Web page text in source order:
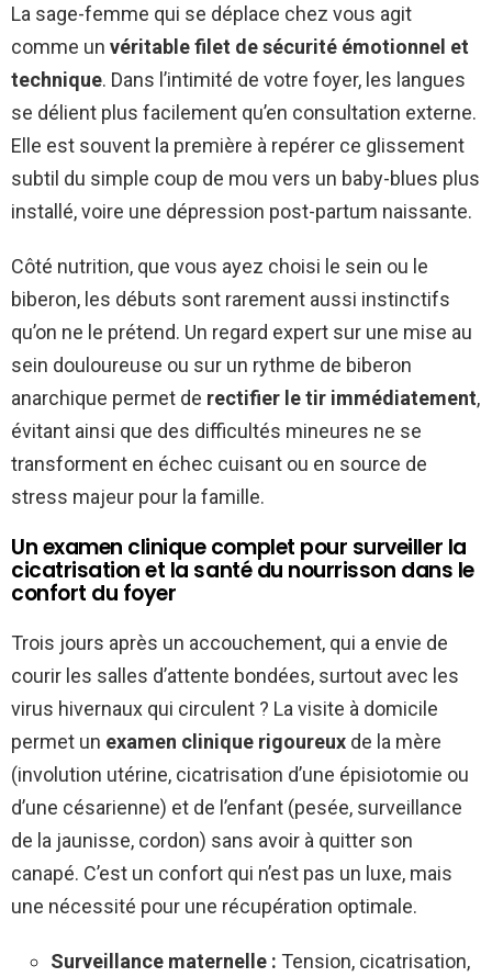
La sage-femme qui se déplace chez vous agit
comme un véritable filet de sécurité émotionnel et
technique. Dans l’intimité de votre foyer, les langues
se délient plus facilement qu’en consultation externe.
Elle est souvent la première à repérer ce glissement
subtil du simple coup de mou vers un baby-blues plus
installé, voire une dépression post-partum naissante.
Côté nutrition, que vous ayez choisi le sein ou le
biberon, les débuts sont rarement aussi instinctifs
qu’on ne le prétend. Un regard expert sur une mise au
sein douloureuse ou sur un rythme de biberon
anarchique permet de rectifier le tir immédiatement,
évitant ainsi que des difficultés mineures ne se
transforment en échec cuisant ou en source de
stress majeur pour la famille.
Un examen clinique complet pour surveiller la
cicatrisation et la santé du nourrisson dans le
confort du foyer
Trois jours après un accouchement, qui a envie de
courir les salles d’attente bondées, surtout avec les
virus hivernaux qui circulent ? La visite à domicile
permet un examen clinique rigoureux de la mère
(involution utérine, cicatrisation d’une épisiotomie ou
d’une césarienne) et de l’enfant (pesée, surveillance
de la jaunisse, cordon) sans avoir à quitter son
canapé. C’est un confort qui n’est pas un luxe, mais
une nécessité pour une récupération optimale.
Surveillance maternelle : Tension, cicatrisation,